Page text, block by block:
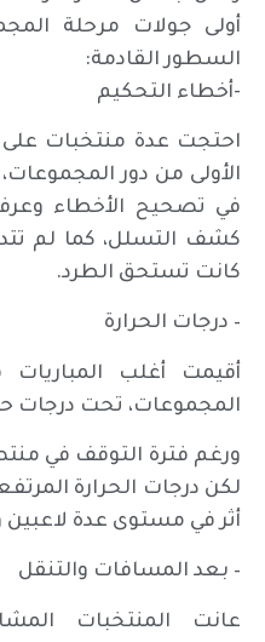
أولى جولات مرحلة
السطور القادمة:
-أخطاء التحكيم
احتجت عدة منتخبات
الأولى من دور
في تصحيح الأخطاء
كشف التسلل، كما لم
كانت تستحق الطرد.
– درجات الحرارة
أقيمت أغلب
المجموعات، تحت درجات
ورغم فترة التوقف في
لكن درجات الحرارة
أثر في مستوى عدة
– بعد المسافات والتنقل
عانت المنتخبات